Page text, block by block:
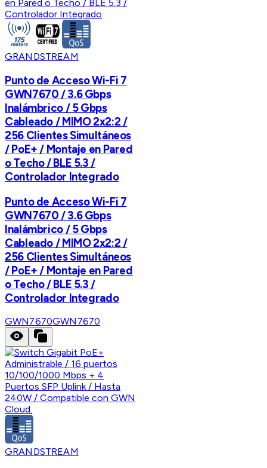
GRANDSTREAM
Punto de Acceso Wi-Fi 7
GWN7670 / 3.6 Gbps
Inalámbrico / 5 Gbps
Cableado / MIMO 2x2:2 /
256 Clientes Simultáneos
/ PoE+ / Montaje en Pared
o Techo / BLE 5.3 /
Controlador Integrado
Punto de Acceso Wi-Fi 7
GWN7670 / 3.6 Gbps
Inalámbrico / 5 Gbps
Cableado / MIMO 2x2:2 /
256 Clientes Simultáneos
/ PoE+ / Montaje en Pared
o Techo / BLE 5.3 /
Controlador Integrado
GWN7670GWN7670
GRANDSTREAM